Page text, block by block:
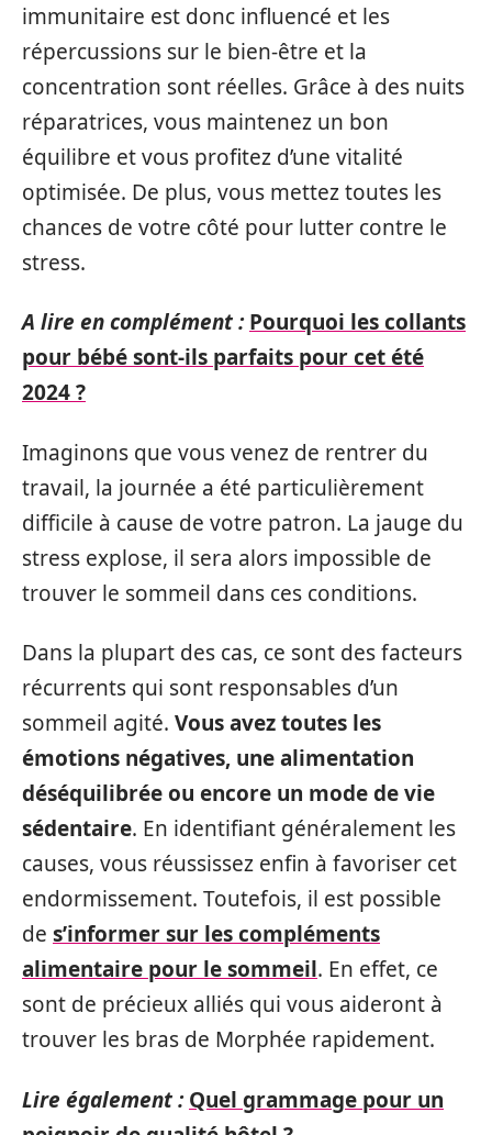
immunitaire est donc influencé et les
répercussions sur le bien-être et la
concentration sont réelles. Grâce à des nuits
réparatrices, vous maintenez un bon
équilibre et vous profitez d’une vitalité
optimisée. De plus, vous mettez toutes les
chances de votre côté pour lutter contre le
stress.
A lire en complément : Pourquoi les collants
pour bébé sont-ils parfaits pour cet été
2024 ?
Imaginons que vous venez de rentrer du
travail, la journée a été particulièrement
difficile à cause de votre patron. La jauge du
stress explose, il sera alors impossible de
trouver le sommeil dans ces conditions.
Dans la plupart des cas, ce sont des facteurs
récurrents qui sont responsables d’un
sommeil agité. Vous avez toutes les
émotions négatives, une alimentation
déséquilibrée ou encore un mode de vie
sédentaire. En identifiant généralement les
causes, vous réussissez enfin à favoriser cet
endormissement. Toutefois, il est possible
de s’informer sur les compléments
alimentaire pour le sommeil. En effet, ce
sont de précieux alliés qui vous aideront à
trouver les bras de Morphée rapidement.
Lire également : Quel grammage pour un